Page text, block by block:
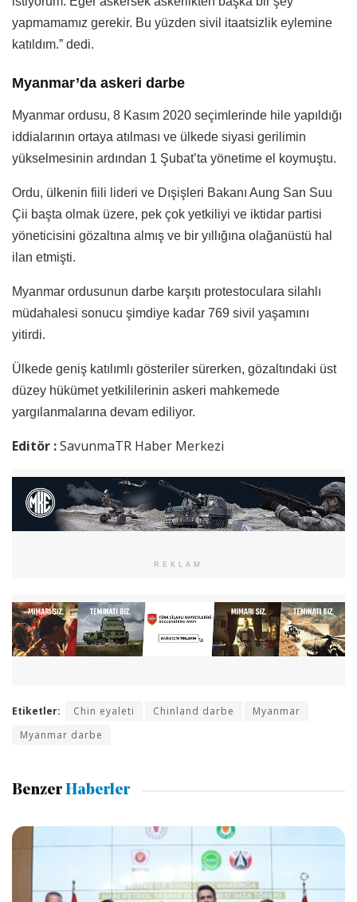
yapmamamız gerekir. Bu yüzden sivil itaatsizlik eylemine
katıldım.” dedi.
Myanmar’da askeri darbe
Myanmar ordusu, 8 Kasım 2020 seçimlerinde hile yapıldığı
iddialarının ortaya atılması ve ülkede siyasi gerilimin
yükselmesinin ardından 1 Şubat’ta yönetime el koymuştu.
Ordu, ülkenin fiili lideri ve Dışişleri Bakanı Aung San Suu
Çii başta olmak üzere, pek çok yetkiliyi ve iktidar partisi
yöneticisini gözaltına almış ve bir yıllığına olağanüstü hal
ilan etmişti.
Myanmar ordusunun darbe karşıtı protestoculara silahlı
müdahalesi sonucu şimdiye kadar 769 sivil yaşamını
yitirdi.
Ülkede geniş katılımlı gösteriler sürerken, gözaltındaki üst
düzey hükümet yetkililerinin askeri mahkemede
yargılanmalarına devam ediliyor.
Editör :SavunmaTR Haber Merkezi
REKLAM
Etiketler: Chin eyaleti Chinland darbe
Myanmar
Myanmar darbe
Benzer Haberler